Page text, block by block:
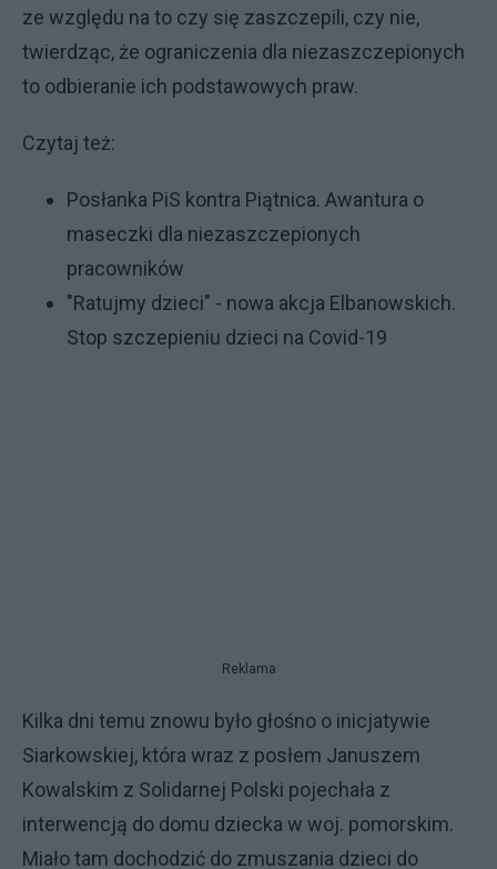
ze względu na to czy się zaszczepili, czy nie,
twierdząc, że ograniczenia dla niezaszczepionych
to odbieranie ich podstawowych praw.
Czytaj też:
Posłanka PiS kontra Piątnica. Awantura o
maseczki dla niezaszczepionych
pracowników
"Ratujmy dzieci" - nowa akcja Elbanowskich.
Stop szczepieniu dzieci na Covid-19
Reklama
Kilka dni temu znowu było głośno o inicjatywie
Siarkowskiej, która wraz z posłem Januszem
Kowalskim z Solidarnej Polski pojechała z
interwencją do domu dziecka w woj. pomorskim.
Miało tam dochodzić do zmuszania dzieci do